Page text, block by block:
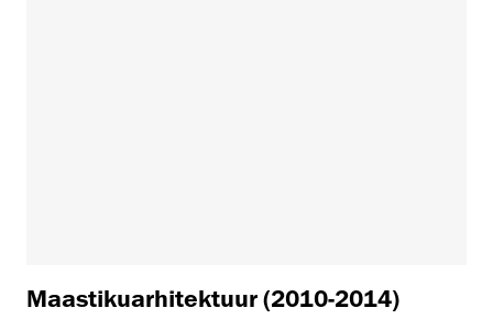
Maastikuarhitektuur (2010-2014)